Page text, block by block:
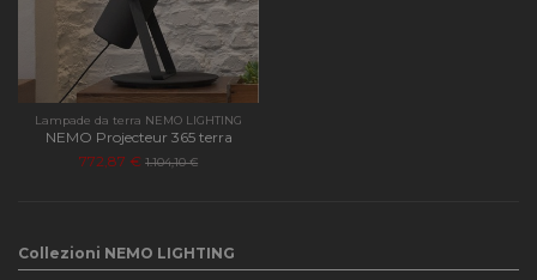
Lampade da terra NEMO LIGHTING
NEMO Projecteur 365 terra
772,87 € 1.104,10 €
Collezioni NEMO LIGHTING